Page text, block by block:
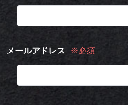
メールアドレス ※必須